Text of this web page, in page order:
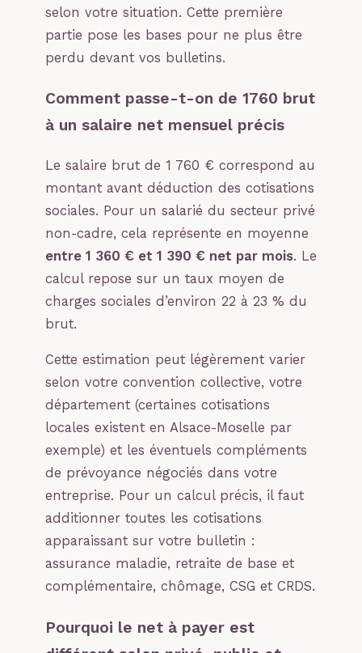
selon votre situation. Cette première
partie pose les bases pour ne plus être
perdu devant vos bulletins.
Comment passe-t-on de 1760 brut
à un salaire net mensuel précis
Le salaire brut de 1 760 € correspond au
montant avant déduction des cotisations
sociales. Pour un salarié du secteur privé
non-cadre, cela représente en moyenne
entre 1 360 € et 1 390 € net par mois. Le
calcul repose sur un taux moyen de
charges sociales d’environ 22 à 23 % du
brut.
Cette estimation peut légèrement varier
selon votre convention collective, votre
département (certaines cotisations
locales existent en Alsace-Moselle par
exemple) et les éventuels compléments
de prévoyance négociés dans votre
entreprise. Pour un calcul précis, il faut
additionner toutes les cotisations
apparaissant sur votre bulletin :
assurance maladie, retraite de base et
complémentaire, chômage, CSG et CRDS.
Pourquoi le net à payer est